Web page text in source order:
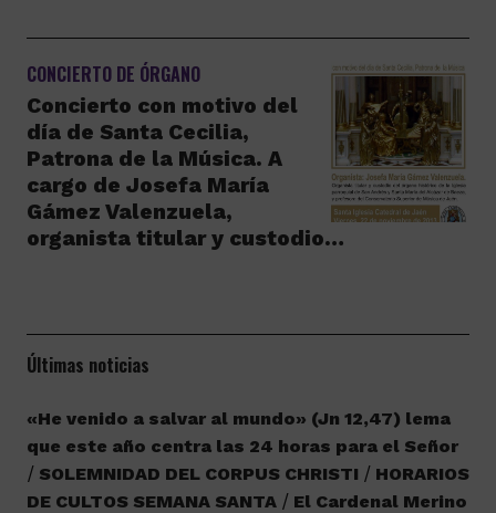
CONCIERTO DE ÓRGANO
Concierto con motivo del
día de Santa Cecilia,
Patrona de la Música. A
cargo de Josefa María
Gámez Valenzuela,
organista titular y custodio…
Últimas noticias
«He venido a salvar al mundo» (Jn 12,47) lema
que este año centra las 24 horas para el Señor
SOLEMNIDAD DEL CORPUS CHRISTI
HORARIOS
DE CULTOS SEMANA SANTA
El Cardenal Merino